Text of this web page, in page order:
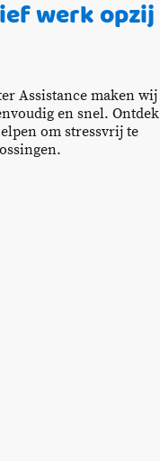
werk opzij
Assistance maken wij
en snel. Ontdek
om stressvrij te